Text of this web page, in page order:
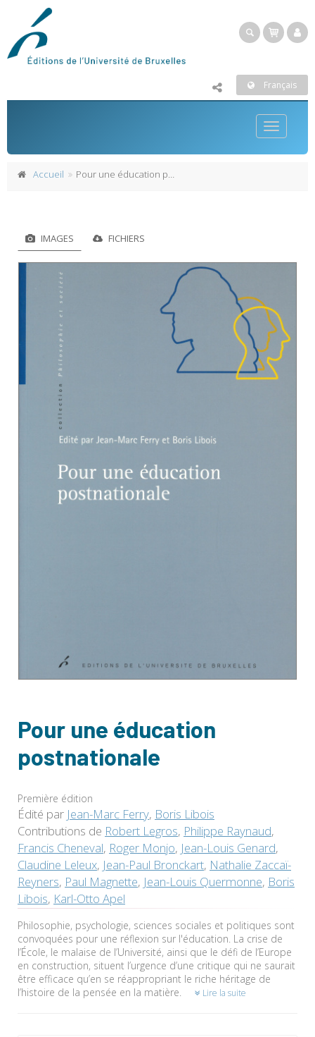
Français
Toggle
Accueil Pour une éducation postnationale
IMAGES FICHIERS
Pour une éducation
postnationale
Première édition
Édité par Jean-Marc Ferry, Boris Libois
Contributions de Robert Legros, Philippe Raynaud,
Francis Cheneval, Roger Monjo, Jean-Louis Genard,
Claudine Leleux, Jean-Paul Bronckart, Nathalie Zaccaï-
Reyners, Paul Magnette, Jean-Louis Quermonne, Boris
Libois, Karl-Otto Apel
Philosophie, psychologie, sciences sociales et politiques sont
convoquées pour une réflexion sur l'éducation. La crise de
l’École, le malaise de l’Université, ainsi que le défi de l’Europe
en construction, situent l’urgence d’une critique qui ne saurait
être efficace qu’en se réappropriant le riche héritage de
l’histoire de la pensée en la matière.
Lire la suite